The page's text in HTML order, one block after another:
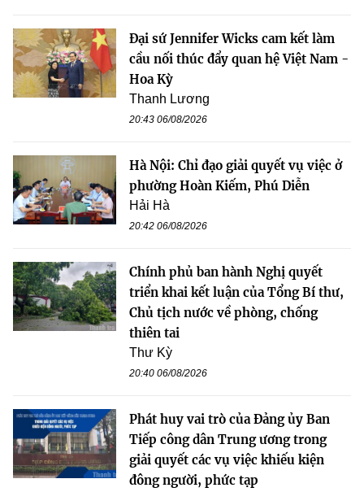
Đại sứ Jennifer Wicks cam kết làm
cầu nối thúc đẩy quan hệ Việt Nam -
Hoa Kỳ
Thanh Lương
20:43 06/08/2026
Hà Nội: Chỉ đạo giải quyết vụ việc ở
phường Hoàn Kiếm, Phú Diễn
Hải Hà
20:42 06/08/2026
Chính phủ ban hành Nghị quyết
triển khai kết luận của Tổng Bí thư,
Chủ tịch nước về phòng, chống
thiên tai
Thư Kỳ
20:40 06/08/2026
Phát huy vai trò của Đảng ủy Ban
Tiếp công dân Trung ương trong
giải quyết các vụ việc khiếu kiện
đông người, phức tạp